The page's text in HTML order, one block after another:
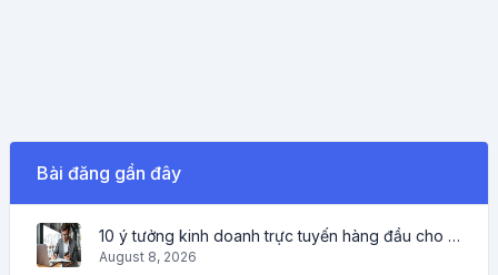
Bài đăng gần đây
10 ý tưởng kinh doanh trực tuyến hàng đầu cho người mới bắt đầu 2022 và các công cụ giúp bạn làm việc dễ dàng
August 8, 2026